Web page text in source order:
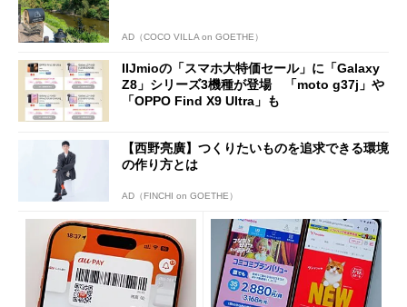
AD（COCO VILLA on GOETHE）
IIJmioの「スマホ大特価セール」に「Galaxy
Z8」シリーズ3機種が登場 「moto g37j」や
「OPPO Find X9 Ultra」も
【西野亮廣】つくりたいものを追求できる環境
の作り方とは
AD（FINCHI on GOETHE）